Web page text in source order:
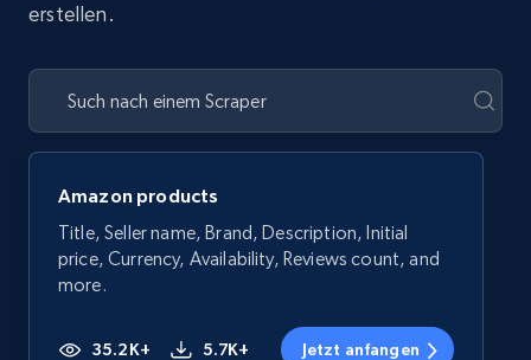
erstellen.
Amazon products
Title, Seller name, Brand, Description, Initial
price, Currency, Availability, Reviews count, and
more.
35.2K+ 5.7K+ Jetzt anfangen